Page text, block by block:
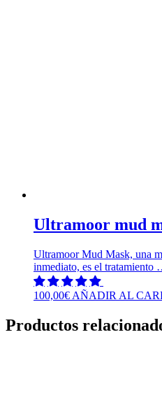
Ultramoor mud
Ultramoor Mud Mask, una
inmediato, es el tratamiento
100,00€ AÑADIR AL
Productos